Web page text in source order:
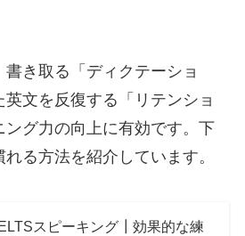
書き取る「ディクテーショ
文を反復する「リテンショ
ング力の向上に有効です。下
る方法を紹介しています。
IELTSスピーキング┃効果的な練